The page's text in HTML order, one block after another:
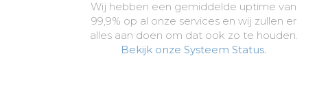
Wij hebben een gemiddelde uptime van
99,9% op al onze services en wij zullen er
alles aan doen om dat ook zo te houden.
Bekijk onze Systeem Status.